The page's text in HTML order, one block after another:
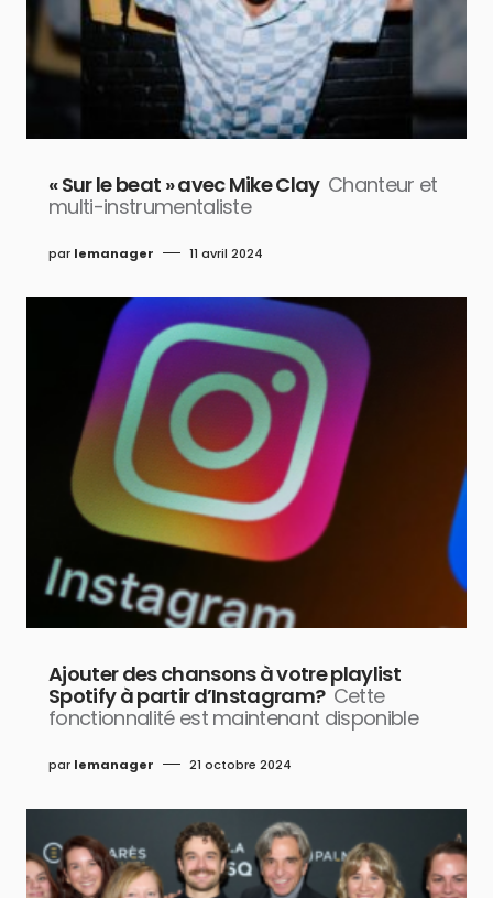
« Sur le beat » avec Mike Clay Chanteur et
multi-instrumentaliste
par lemanager 11 avril 2024
Ajouter des chansons à votre playlist
Spotify à partir d’Instagram? Cette
fonctionnalité est maintenant disponible
par lemanager 21 octobre 2024